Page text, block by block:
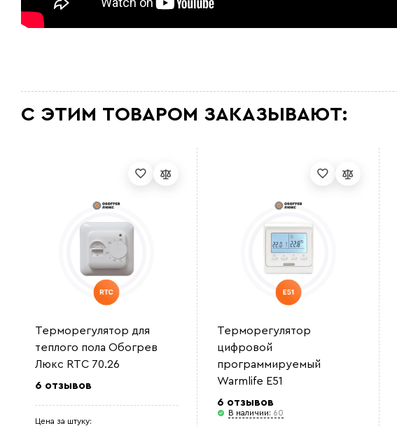
С ЭТИМ ТОВАРОМ ЗАКАЗЫВАЮТ:
Терморегулятор для
теплого пола Обогрев
Люкс RTC 70.26
6 отзывов
Цена за штуку:
Терморегулятор
цифровой
программируемый
Warmlife E51
6 отзывов
В наличии: 60